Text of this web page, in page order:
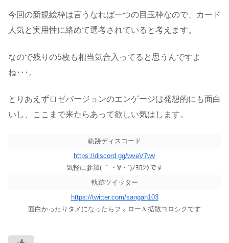
今回の新規絵枠は言うなれば一つの目玉枠なので、カード
人気と実用性に絡めて選考されていると考えます。
なので残りの5枚も相当気合入ってると思うんですよ
ね･･･。
とりあえずロゼバージョンのエンゲージは発想的にも面白
いし、ここまで来たらあって欲しい気はします。
軌跡ディスコード
https://discord.gg/wveV7wv
気軽に参加( ｀・∀・´)ﾉﾖﾛｼｸです
軌跡ツイッター
https://twitter.com/sangan103
面白かったりタメになったらフォロー＆拡散ヨロシクです